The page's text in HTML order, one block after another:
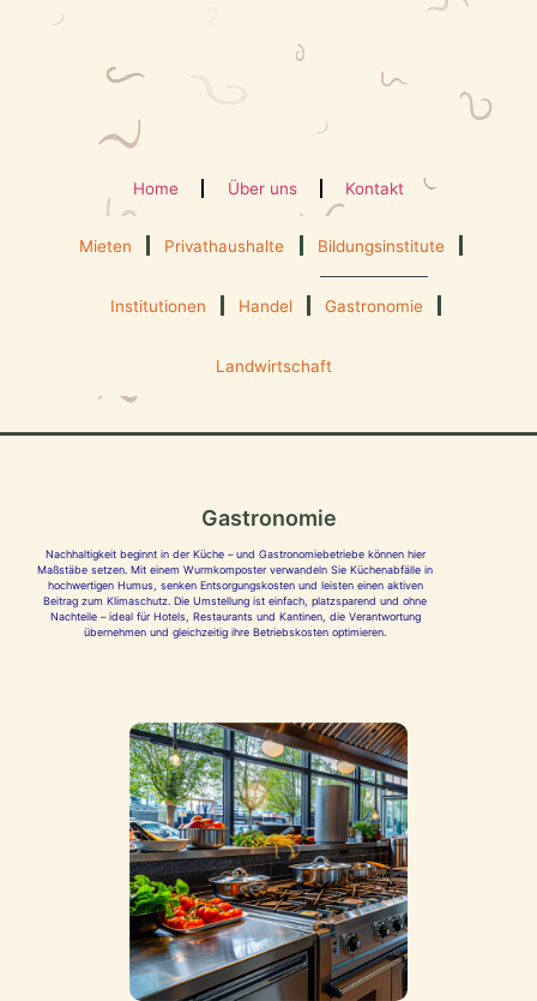
Home Über uns Kontakt
Mieten Privathaushalte Bildungsinstitute
Institutionen Handel Gastronomie
Landwirtschaft
Gastronomie
Nachhaltigkeit beginnt in der Küche – und Gastronomiebetriebe können hier
Maßstäbe setzen. Mit einem Wurmkomposter verwandeln Sie Küchenabfälle in
hochwertigen Humus, senken Entsorgungskosten und leisten einen aktiven
Beitrag zum Klimaschutz. Die Umstellung ist einfach, platzsparend und ohne
Nachteile – ideal für Hotels, Restaurants und Kantinen, die Verantwortung
übernehmen und gleichzeitig ihre Betriebskosten optimieren.